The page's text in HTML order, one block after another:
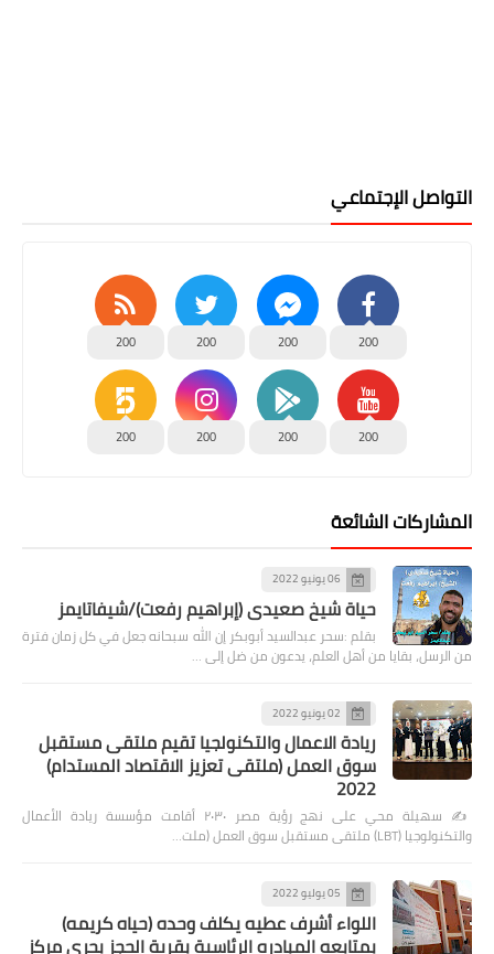
التواصل الإجتماعي
200
200
200
200
200
200
200
200
المشاركات الشائعة
06 يونيو 2022
حياة شيخ صعيدى (إبراهيم رفعت)/شيفاتايمز
بقلم :سحر عبدالسيد أبوبكر إن الله سبحانه جعل في كل زمان فترة
من الرسل، بقايا من أهل العلم، يدعون من ضل إلى …
02 يونيو 2022
ريادة الاعمال والتكنولجيا تقيم ملتقى مستقبل
سوق العمل (ملتقى تعزيز الاقتصاد المستدام)
2022
✍️ سهيلة محي على نهج رؤية مصر ٢٠٣٠ أقامت مؤسسة ريادة الأعمال
والتكنولوجيا (LBT) ملتقى مستقبل سوق العمل (ملت…
05 يوليو 2022
اللواء أشرف عطيه يكلف وحده (حياه كريمه)
بمتابعه المبادره الرئاسية بقرية الحجز بحرى مركز